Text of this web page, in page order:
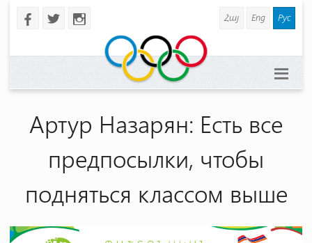
b a x Հայ Eng Рус
Артур Назарян: Есть все
предпосылки, чтобы
подняться классом выше